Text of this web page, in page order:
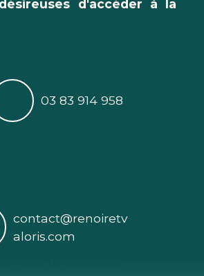
d'accéder à la
03 83 914 958
contact@renoiretv
aloris.com